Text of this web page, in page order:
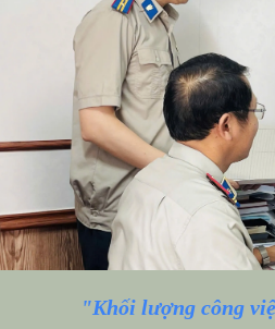
"Khối lượng công